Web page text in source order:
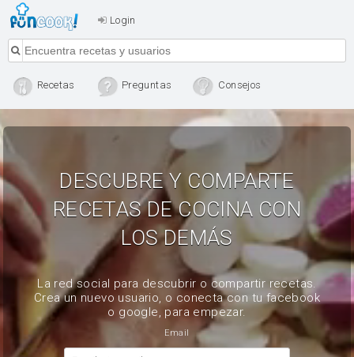
Login
Recetas Preguntas Consejos
DESCUBRE Y COMPARTE
RECETAS DE COCINA CON
LOS DEMÁS
La red social para descubrir o compartir recetas.
Crea un nuevo usuario, o conecta con tu facebook
o google, para empezar.
Email